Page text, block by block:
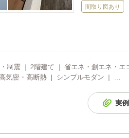
間取り図あり
制震 | 2階建て | 省エネ・創エネ・エ
密・高断熱 | シンプルモダン | …
実